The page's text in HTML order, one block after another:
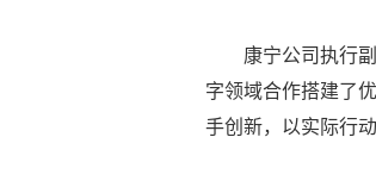
康宁公司执行
字领域合作搭建了
手创新，以实际行